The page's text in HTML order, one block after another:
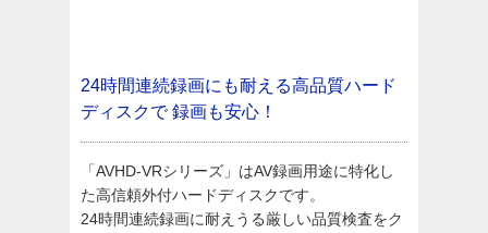
24時間連続録画にも耐える高品質ハード
ディスクで録画も安心！
「AVHD-VRシリーズ」はAV録画用途に特化し
た高信頼外付ハードディスクです。
24時間連続録画に耐えうる厳しい品質検査をク